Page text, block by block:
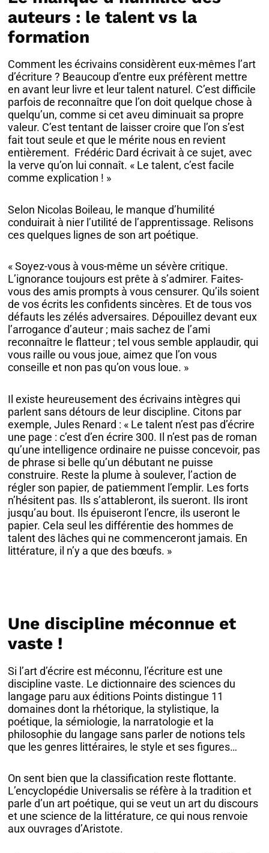
auteurs : le talent vs la
formation
Comment les écrivains considèrent eux-mêmes l’art
d’écriture ? Beaucoup d’entre eux préfèrent mettre
en avant leur livre et leur talent naturel. C’est difficile
parfois de reconnaître que l’on doit quelque chose à
quelqu’un, comme si cet aveu diminuait sa propre
valeur. C’est tentant de laisser croire que l’on s’est
fait tout seule et que le mérite nous en revient
entièrement. Frédéric Dard écrivait à ce sujet, avec
la verve qu’on lui connaît. « Le talent, c’est facile
comme explication ! »
Selon Nicolas Boileau, le manque d’humilité
conduirait à nier l’utilité de l’apprentissage. Relisons
ces quelques lignes de son art poétique.
« Soyez-vous à vous-même un sévère critique.
L’ignorance toujours est prête à s’admirer. Faites-
vous des amis prompts à vous censurer. Qu’ils soient
de vos écrits les confidents sincères. Et de tous vos
défauts les zélés adversaires. Dépouillez devant eux
l’arrogance d’auteur ; mais sachez de l’ami
reconnaître le flatteur ; tel vous semble applaudir, qui
vous raille ou vous joue, aimez que l’on vous
conseille et non pas qu’on vous loue. »
Il existe heureusement des écrivains intègres qui
parlent sans détours de leur discipline. Citons par
exemple, Jules Renard : « Le talent n’est pas d’écrire
une page : c’est d’en écrire 300. Il n’est pas de roman
qu’une intelligence ordinaire ne puisse concevoir, pas
de phrase si belle qu’un débutant ne puisse
construire. Reste la plume à soulever, l’action de
régler son papier, de patiemment l’emplir. Les forts
n’hésitent pas. Ils s’attableront, ils sueront. Ils iront
jusqu’au bout. Ils épuiseront l’encre, ils useront le
papier. Cela seul les différentie des hommes de
talent des lâches qui ne commenceront jamais. En
littérature, il n’y a que des bœufs. »
Une discipline méconnue et
vaste !
Si l’art d’écrire est méconnu, l’écriture est une
discipline vaste. Le dictionnaire des sciences du
langage paru aux éditions Points distingue 11
domaines dont la rhétorique, la stylistique, la
poétique, la sémiologie, la narratologie et la
philosophie du langage sans parler de notions tels
que les genres littéraires, le style et ses figures…
On sent bien que la classification reste flottante.
L’encyclopédie Universalis se réfère à la tradition et
parle d’un art poétique, qui se veut un art du discours
et une science de la littérature, ce qui nous renvoie
aux ouvrages d’Aristote.